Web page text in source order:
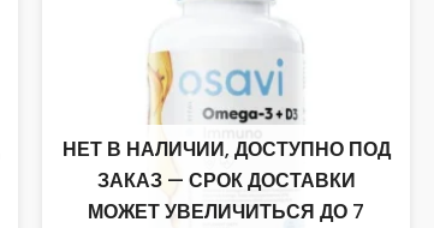
НЕТ В НАЛИЧИИ, ДОСТУПНО ПОД
ЗАКАЗ — СРОК ДОСТАВКИ
МОЖЕТ УВЕЛИЧИТЬСЯ ДО 7